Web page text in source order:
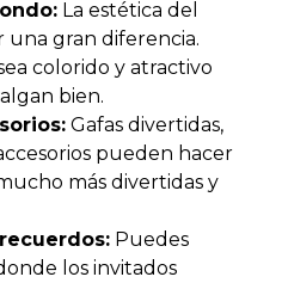
La estética del
gran diferencia.
colorido y atractivo
bien.
Gafas divertidas,
pueden hacer
más divertidas y
Puedes
los invitados